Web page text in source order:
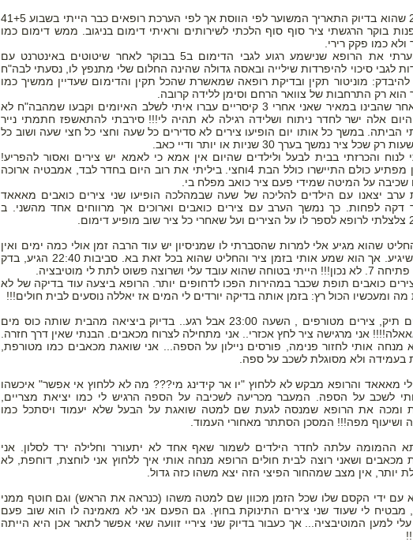
ב27/3 שהוא בדיוק התאריך המשוער לפי הווסת אך לפי הערכת רופאים כבר הייתי בשבוע 41+5
לפנות בוקר הרגשתי ציר סוף סוף הלכתי לשירותים וראיתי דימום בניגוב. ממש דימום כמו
ולא כמו פקק רירי.
ב4 הערתי את הרופא שנישמע רגוע לגבי הדימום ב5 בבוקר לאחר שיטוטים באינטרנט עם
לגבי סיכוי להיפרדות שילייה ובאסה גדולה שהינה החלום שלי מתנפץ לו, נסעתי לבה"ח
להיבדק: מוניטור תקין ובדיקת רופאה שמאשרת שהכל תקין והדימום שעדיין ממשיך כמו
הוא רק התרחבות של צוואר הרחם וסימן ללידה קרובה.
אך לאחר שהבינו במאיר שאני אחרי 3 קיסריים עברו איתי לשלב האיומים וקבעו שמהבה"ח לא
אלה ישר לחדר ניתוח ושלידה רגילה לא תהיה לי!!! סירבתי להתאשפז חתמתי נייר
הביתה. במשך כל אותו יום הופיעו צירים לא סדירים כל שעה וחצי כל חצי שעה ושוב כל
שכל ציר נמשך בערך 30 שניות או יותר ודיי כאב.
לנוח והכרזתי בבית לבעל ולילדים שהיום אין אמא כי לאמא יש צירים ואסור להפריע!
באופן מפתיע כולם התיישרו כולל הבת 4וחצי. ביליתי את רוב היום בחדר לבד, אמבטיה ארוכה
שכיבה על המיטה שמידי פעם ציר כואב מפלח בי.
ערב יצאנו עם הילדים להליכה של שעה שבמהלכה הופיעו שני צירים כואבים מאאאד
דקה לפחות. כך נמשך הערב עם צירים כואבים וארוכים אך מרווחים אחד מהשני. ב
שהוא מגיע אלי למרות שהסברתי לו שמניסיון יש עוד הרבה זמן אולי כמה ימים ואין
צורך שיגיע. אך הוא שמע אותי בזמן ציר והחליט שהוא בכל זאת בא. סביבות 22:40 הגיע, בדק
שהוא עובד עלי ושרוצה פשוט לתת לי מוטיבציה.
כואבים תופת שכבר במהירות הפכו לדחופים יותר. הרופא ביצעה עוד בדיקה של לא
מה ומעכשיו הכול רץ: בזמן אותה בדיקה יורדים לי המים אז יאללה נוסעים לבית חולים!!!
לוקחים תיק, צירים מטורפים , השעה 23:00 אבל רגע.. בדיוק ביציאה מהבית שותה כוס מים
אני מרגישה ציר לחץ אכזרי.. אני מתחילה לצרוח מכאבים. הבנתי שאין דרך חזרה.
מנחה אותי לחזור פנימה, פורסים ניילון על הספה... אני שואגת מכאבים כמו מטורפת,
בעמידה ולא מסוגלת לשכב על ספה.
מאאאד והרופא מבקש לא ללחוץ "יו אר קידינג מי??? מה לא ללחוץ אי אפשר" איכשהו
לשכב על הספה. המעבר מכריעה לשכיבה על הספה הרגיש לי כמו יציאת מצריים,
ומכה את הרופא שמנסה לגעת שם למטה שואגת על הבעל שלא יעמוד ויסתכל כמו
ושיעוף מפה!!! המסכן הסתתר מאחורי העמוד.
ההמומה עלתה לחדר הילדים לשמור שאף אחד לא יתעורר וחלילה ירד לסלון. אני
מכאבים ושאני רוצה לבית חולים הרופא מנחה אותי איך ללחוץ אני לוחצת, דוחפת, לא
יותר, אין מצב שמהחור הפיצי הזה יצא משהו כזה גדול.
עם ידי הקסם שלו שכל הזמן מכוון שם למטה משהו (כנראה את הראש) וגם חוטף ממני
מבטיח לי שעוד שני צירים התינוקת בחוץ. גם הפעם אני לא מאמינה לו הוא שוב פעם
למען המוטיבציה... אך כעבור בדיוק שני ציריי זוועה שאי אפשר לתאר אכן היא הייתה